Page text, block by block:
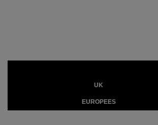
UK
EUROPEES